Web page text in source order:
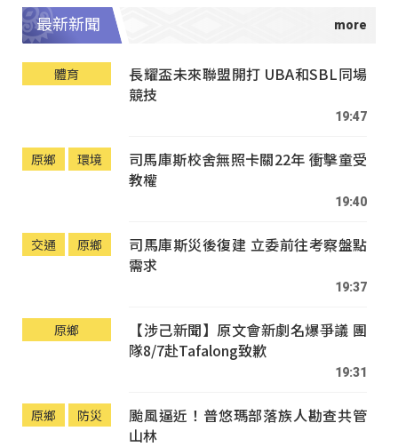
最新新聞
體育
長耀盃未來聯盟開打 UBA和SBL同場
競技
19:47
原鄉 環境
司馬庫斯校舍無照卡關22年 衝擊童受
教權
19:40
交通 原鄉
司馬庫斯災後復建 立委前往考察盤點
需求
19:37
原鄉
【涉己新聞】原文會新劇名爆爭議 團
隊8/7赴Tafalong致歉
19:31
原鄉 防災
颱風逼近！普悠瑪部落族人勘查共管
山林